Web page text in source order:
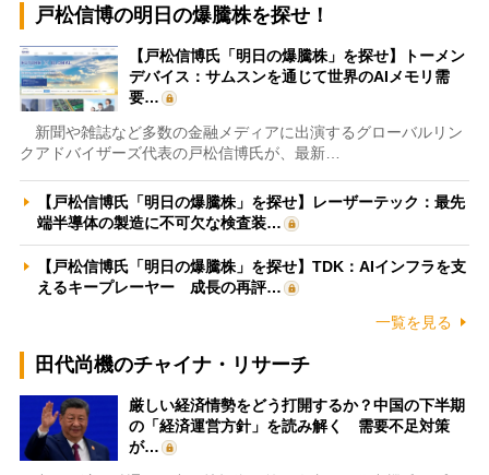
戸松信博の明日の爆騰株を探せ！
【戸松信博氏「明日の爆騰株」を探せ】トーメン
デバイス：サムスンを通じて世界のAIメモリ需
要…
新聞や雑誌など多数の金融メディアに出演するグローバルリン
クアドバイザーズ代表の戸松信博氏が、最新…
【戸松信博氏「明日の爆騰株」を探せ】レーザーテック：最先
端半導体の製造に不可欠な検査装…
【戸松信博氏「明日の爆騰株」を探せ】TDK：AIインフラを支
えるキープレーヤー 成長の再評…
一覧を見る
田代尚機のチャイナ・リサーチ
厳しい経済情勢をどう打開するか？中国の下半期
の「経済運営方針」を読み解く 需要不足対策
が…